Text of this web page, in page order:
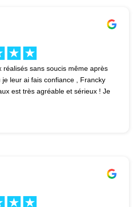
réalisés sans soucis même après
leur ai fais confiance , Francky
est très agréable et sérieux ! Je